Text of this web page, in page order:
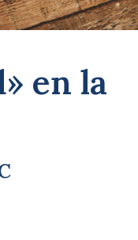
en la